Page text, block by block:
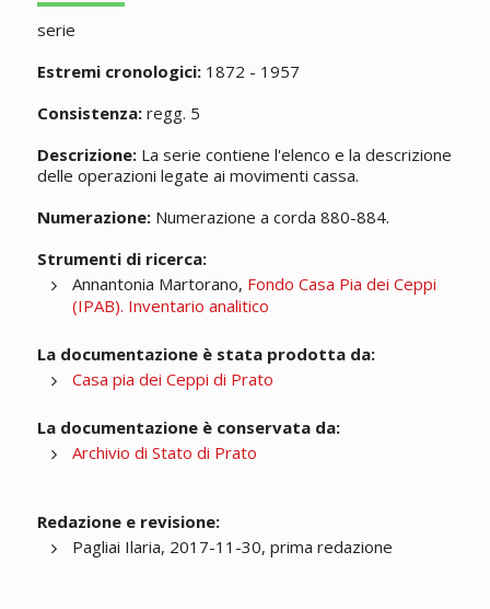
serie
Estremi cronologici:1872 - 1957
Consistenza:regg. 5
Descrizione:La serie contiene l'elenco e la descrizione
delle operazioni legate ai movimenti cassa.
Numerazione:Numerazione a corda 880-884.
Strumenti di ricerca:
Annantonia Martorano, Fondo Casa Pia dei Ceppi
(IPAB). Inventario analitico
La documentazione è stata prodotta da:
Casa pia dei Ceppi di Prato
La documentazione è conservata da:
Archivio di Stato di Prato
Redazione e revisione:
Pagliai Ilaria, 2017-11-30, prima redazione